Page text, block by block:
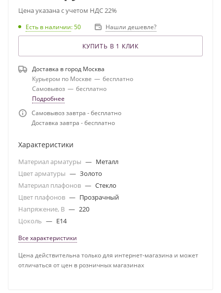
Цена указана с учетом НДС 22%
Есть в наличии: 50 Нашли дешевле?
КУПИТЬ В 1 КЛИК
Доставка в город Москва
Курьером по Москве — бесплатно
Самовывоз — бесплатно
Подробнее
Самовывоз завтра - бесплатно
Доставка завтра - бесплатно
Характеристики
Материал арматуры — Металл
Цвет арматуры — Золото
Материал плафонов — Стекло
Цвет плафонов — Прозрачный
Напряжение, В — 220
Цоколь — E14
Все характеристики
Цена действительна только для интернет-магазина и может
отличаться от цен в розничных магазинах